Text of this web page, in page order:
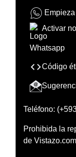
Activar
Código
Teléfono:
Prohibida la
de